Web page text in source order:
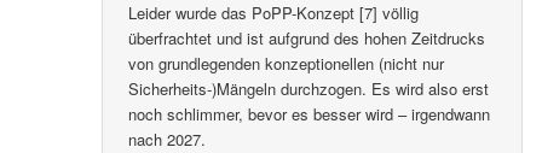
Leider wurde das PoPP-Konzept [7] völlig
überfrachtet und ist aufgrund des hohen Zeitdrucks
von grundlegenden konzeptionellen (nicht nur
Sicherheits-)Mängeln durchzogen. Es wird also erst
noch schlimmer, bevor es besser wird – irgendwann
nach 2027.